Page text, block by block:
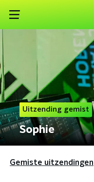
Uitzending gemist
Sophie
Gemiste uitzendingen